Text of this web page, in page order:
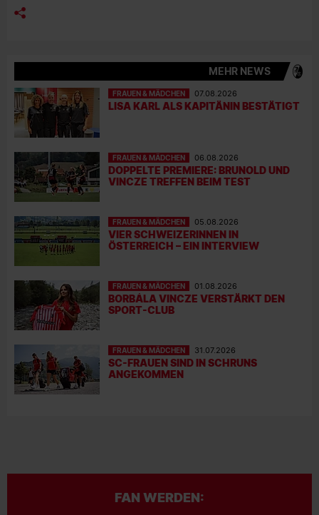
MEHR NEWS
FRAUEN & MÄDCHEN 07.08.2026
LISA KARL ALS KAPITÄNIN BESTÄTIGT
FRAUEN & MÄDCHEN 06.08.2026
DOPPELTE PREMIERE: BRUNOLD UND
VINCZE TREFFEN BEIM TEST
FRAUEN & MÄDCHEN 05.08.2026
VIER SCHWEIZERINNEN IN
ÖSTERREICH – EIN INTERVIEW
FRAUEN & MÄDCHEN 01.08.2026
BORBÁLA VINCZE VERSTÄRKT DEN
SPORT-CLUB
FRAUEN & MÄDCHEN 31.07.2026
SC-FRAUEN SIND IN SCHRUNS
ANGEKOMMEN
FAN WERDEN: